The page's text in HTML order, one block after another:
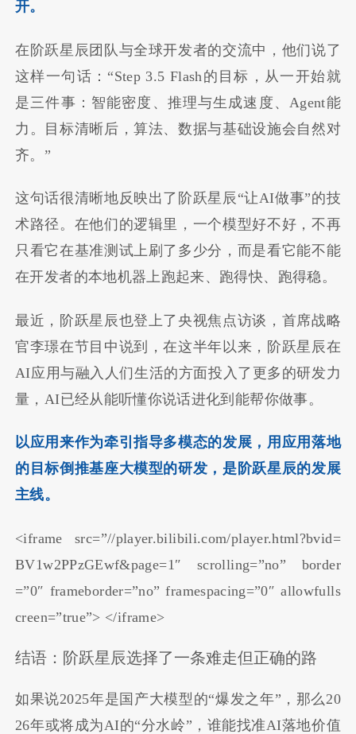
开。
在阶跃星辰团队与全球开发者的交流中，他们说了
这样一句话：“Step 3.5 Flash的目标，从一开始就
是三件事：智能密度、推理与生成速度、Agent能
力。目标清晰后，算法、数据与基础设施会自然对
齐。”
这句话很清晰地反映出了阶跃星辰“让AI做事”的技
术路径。在他们的逻辑里，一个模型好不好，不再
只看它在基准测试上刷了多少分，而是看它能不能
在开发者的本地机器上跑起来、跑得快、跑得稳。
最近，阶跃星辰也登上了央视焦点访谈，首席战略
官李璟在节目中说到，在这半年以来，阶跃星辰在
AI应用与融入人们生活的方面投入了更多的研发力
量，AI已经从能听懂你说话进化到能帮你做事。
以应用来作为牵引指导多模态的发展，用应用落地
的目标倒推基座大模型的研发，是阶跃星辰的发展
主线。
<iframe src=”//player.bilibili.com/player.html?bvid=
BV1w2PPzGEwf&page=1″ scrolling=”no” border
=”0″ frameborder=”no” framespacing=”0″ allowfulls
creen=”true”> </iframe>
结语：阶跃星辰选择了一条难走但正确的路
如果说2025年是国产大模型的“爆发之年”，那么20
26年或将成为AI的“分水岭”，谁能找准AI落地价值